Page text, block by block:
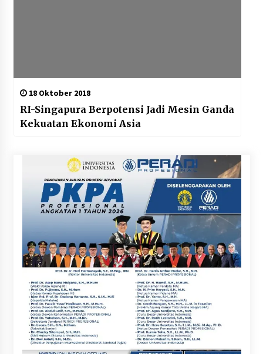
18 Oktober 2018
RI-Singapura Berpotensi Jadi Mesin Ganda
Kekuatan Ekonomi Asia